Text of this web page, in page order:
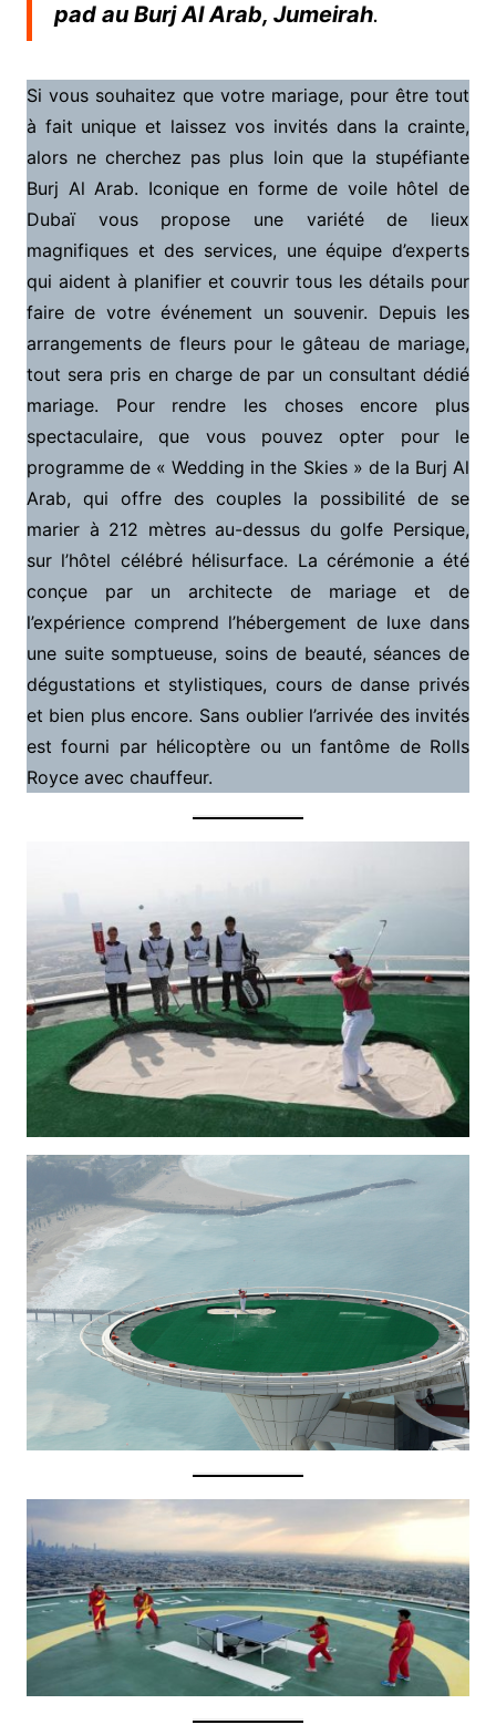
pad au Burj Al Arab, Jumeirah.
Si vous souhaitez que votre mariage, pour être tout
à fait unique et laissez vos invités dans la crainte,
alors ne cherchez pas plus loin que la stupéfiante
Burj Al Arab. Iconique en forme de voile hôtel de
Dubaï vous propose une variété de lieux
magnifiques et des services, une équipe d’experts
qui aident à planifier et couvrir tous les détails pour
faire de votre événement un souvenir. Depuis les
arrangements de fleurs pour le gâteau de mariage,
tout sera pris en charge de par un consultant dédié
mariage. Pour rendre les choses encore plus
spectaculaire, que vous pouvez opter pour le
programme de « Wedding in the Skies » de la Burj Al
Arab, qui offre des couples la possibilité de se
marier à 212 mètres au-dessus du golfe Persique,
sur l’hôtel célébré hélisurface. La cérémonie a été
conçue par un architecte de mariage et de
l’expérience comprend l’hébergement de luxe dans
une suite somptueuse, soins de beauté, séances de
dégustations et stylistiques, cours de danse privés
et bien plus encore. Sans oublier l’arrivée des invités
est fourni par hélicoptère ou un fantôme de Rolls
Royce avec chauffeur.